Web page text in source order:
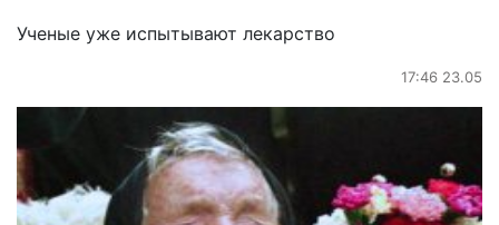
Ученые уже испытывают лекарство
17:46 23.05